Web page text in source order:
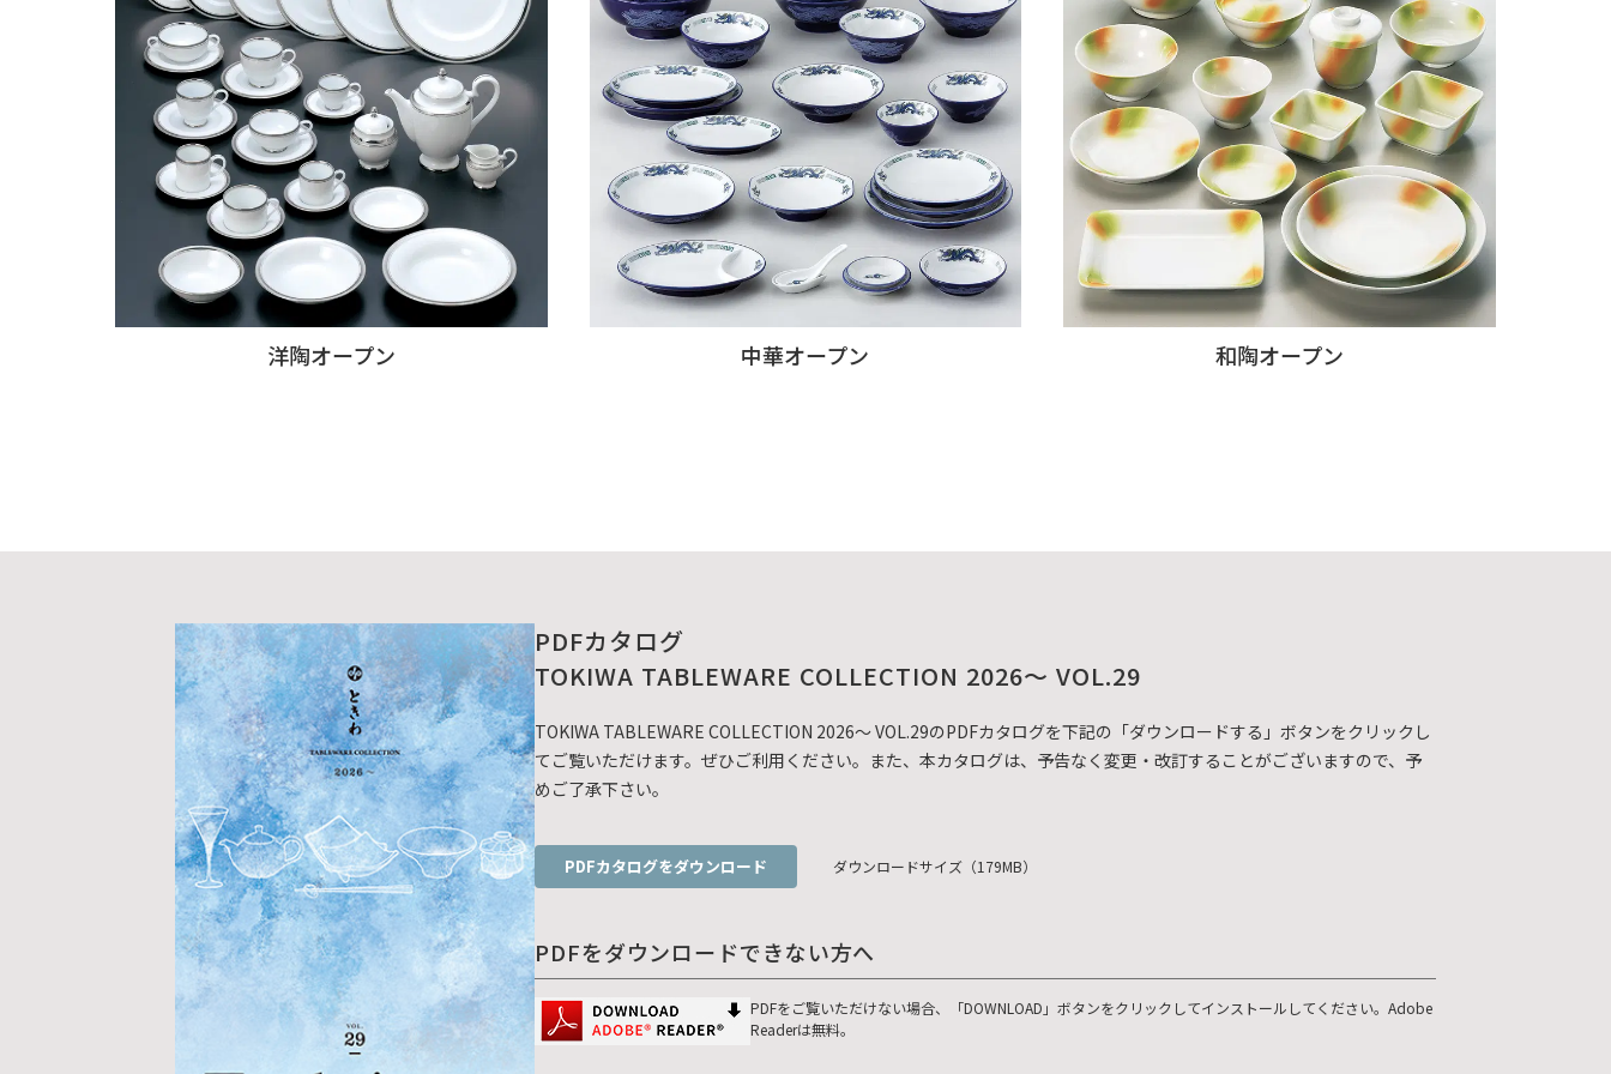
洋陶オープン 中華オープン 和陶オープン
PDFカタログ
TOKIWA TABLEWARE COLLECTION 2026～ VOL.29
TOKIWA TABLEWARE COLLECTION 2026～ VOL.29のPDFカタログを下記の「ダウンロードする」ボタンをクリックし
てご覧いただけます。ぜひご利用ください。また、本カタログは、予告なく変更・改訂することがございますので、予
めご了承下さい。
PDFカタログをダウンロード ダウンロードサイズ（179MB）
PDFをダウンロードできない方へ
PDFをご覧いただけない場合、「DOWNLOAD」ボタンをクリックしてインストールしてください。Adobe
Readerは無料。